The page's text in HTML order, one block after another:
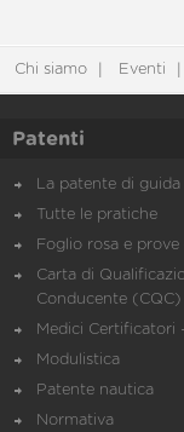
Chi siamo Eventi
Patenti
La patente di guida
Tutte le pratiche
Foglio rosa e prove
Carta di
Conducente (CQC)
Medici Certificatori
Modulistica
Patente nautica
Normativa